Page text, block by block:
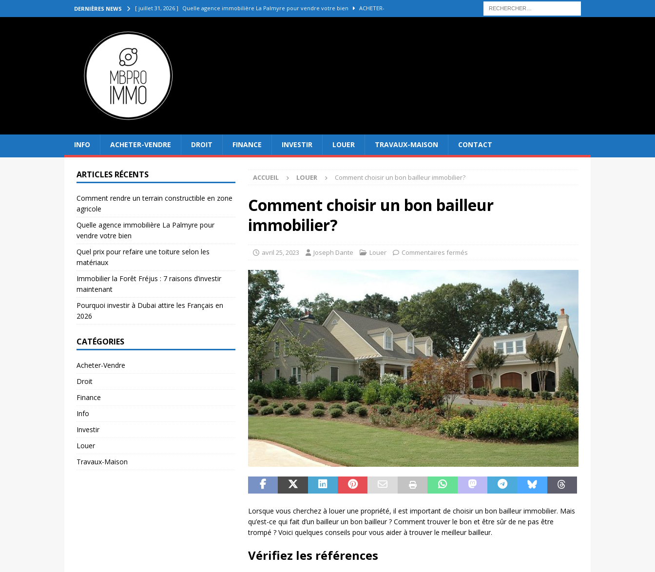
DERNIÈRES NEWS [ juillet 31, 2026 ] Quelle agence immobilière La Palmyre pour vendre votre bien ACHETER-
[ juillet 27, 2026 ]
[ juillet 23, 2026 ]
[ juillet 19, 2026 ]
[ août 4, 2026 ]
INFO ACHETER-VENDRE DROIT FINANCE INVESTIR LOUER TRAVAUX-MAISON CONTACT
ACCUEIL LOUER Comment choisir un bon bailleur immobilier?
Comment choisir un bon bailleur
immobilier?
avril 25, 2023 Joseph Dante Louer Commentaires fermés
Lorsque vous cherchez à louer une propriété, il est important de choisir un bon bailleur immobilier. Mais
qu’est-ce qui fait d’un bailleur un bon bailleur ? Comment trouver le bon et être sûr de ne pas être
trompé ? Voici quelques conseils pour vous aider à trouver le meilleur bailleur.
Vérifiez les références
ARTICLES RÉCENTS
Comment rendre un terrain constructible en zone
agricole
Quelle agence immobilière La Palmyre pour
vendre votre bien
Quel prix pour refaire une toiture selon les
matériaux
Immobilier la Forêt Fréjus : 7 raisons d’investir
maintenant
Pourquoi investir à Dubai attire les Français en
2026
CATÉGORIES
Acheter-Vendre
Droit
Finance
Info
Investir
Louer
Travaux-Maison